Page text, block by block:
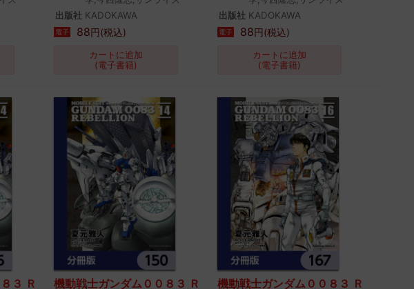
出版社 KADOKAWA
電子 88円(税込)
カートに追加
(電子書籍)
出版社 KADOKAWA
電子 88円(税込)
カートに追加
(電子書籍)
３ Ｒ 機動戦士ガンダム００８３ Ｒ 機動戦士ガンダム００８３ Ｒ